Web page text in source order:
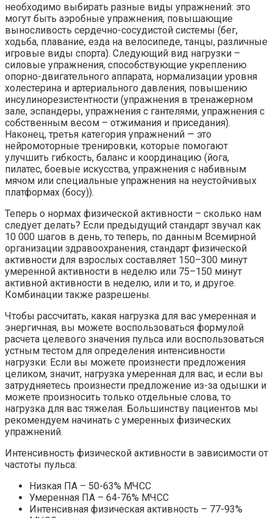
необходимо выбирать разные виды упражнений: это
могут быть аэробные упражнения, повышающие
выносливость сердечно-сосудистой системы (бег,
ходьба, плавание, езда на велосипеде, танцы, различные
игровые виды спорта). Следующий вид нагрузки –
силовые упражнения, способствующие укреплению
опорно-двигательного аппарата, нормализации уровня
холестерина и артериального давления, повышению
инсулинорезистентности (упражнения в тренажерном
зале, эспандеры, упражнения с гантелями, упражнения с
собственным весом – отжимания и приседания).
Наконец, третья категория упражнений — это
нейромоторные тренировки, которые помогают
улучшить гибкость, баланс и координацию (йога,
пилатес, боевые искусства, упражнения с набивным
мячом или специальные упражнения на неустойчивых
платформах (босу)).
Теперь о нормах физической активности – сколько нам
следует делать? Если предыдущий стандарт звучал как
10 000 шагов в день, то теперь, по данным Всемирной
организации здравоохранения, стандарт физической
активности для взрослых составляет 150–300 минут
умеренной активности в неделю или 75–150 минут
активной активности в неделю, или и то, и другое.
Комбинации также разрешены.
Чтобы рассчитать, какая нагрузка для вас умеренная и
энергичная, вы можете воспользоваться формулой
расчета целевого значения пульса или воспользоваться
устным тестом для определения интенсивности
нагрузки: Если вы можете произнести предложения
целиком, значит, нагрузка умеренная для вас, и если вы
затрудняетесь произнести предложение из-за одышки и
можете произносить только отдельные слова, то
нагрузка для вас тяжелая. Большинству пациентов мы
рекомендуем начинать с умеренных физических
упражнений.
Интенсивность физической активности в зависимости от
частоты пульса:
Низкая ПА – 50-63% МЧСС
Умеренная ПА – 64-76% МЧСС
Интенсивная физическая активность – 77-93%